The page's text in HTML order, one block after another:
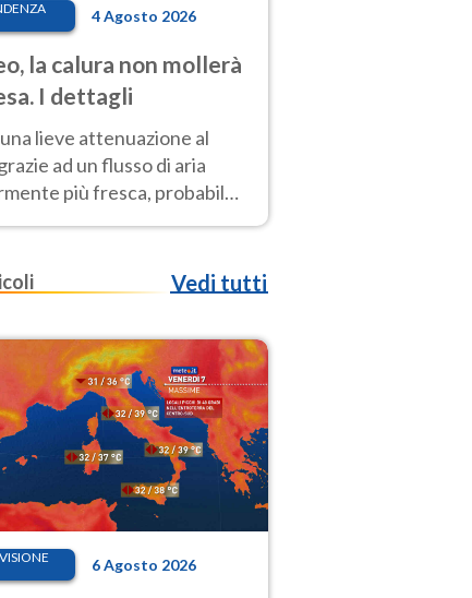
4 Agosto 2026
la calura non mollerà
I dettagli
lieve attenuazione al
ad un flusso di aria
più fresca, probabile
rinforzo dell’anticiclone
Vedi tutti
6 Agosto 2026